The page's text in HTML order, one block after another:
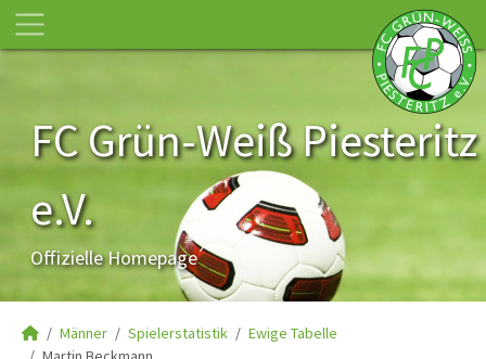
FC Grün-Weiß Piesteritz
e.V.
Offizielle Homepage
Männer Spielerstatistik
Ewige Tabelle